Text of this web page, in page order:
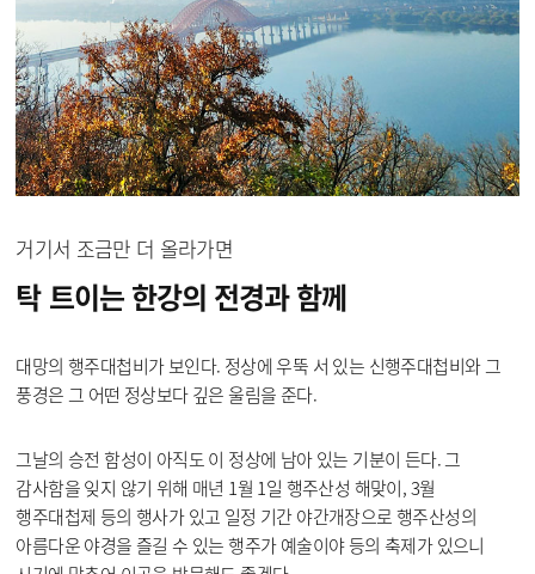
거기서 조금만 더 올라가면
탁 트이는 한강의 전경과함께
대망의 행주대첩비가 보인다. 정상에 우뚝 서 있는 신행주대첩비와 그
풍경은 그 어떤 정상보다 깊은 울림을 준다.
그날의 승전 함성이 아직도 이 정상에 남아 있는 기분이 든다. 그
감사함을 잊지 않기 위해 매년 1월 1일 행주산성 해맞이, 3월
행주대첩제 등의 행사가 있고 일정 기간 야간개장으로 행주산성의
아름다운 야경을 즐길 수 있는 행주가 예술이야 등의 축제가 있으니